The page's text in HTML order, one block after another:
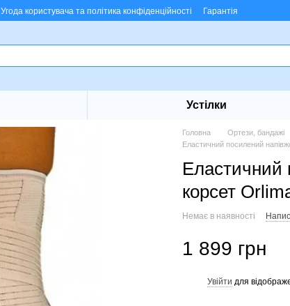
Угода користувача та політика конфіденційності Гарантія
Устілки
Головна Ортези, бандажі
Еластичний посилений
Еластичний
корсет
Немає в наявності
1 899 грн
Увійти для